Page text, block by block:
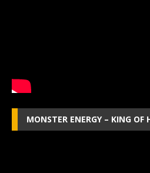
MONSTER ENERGY – KING OF